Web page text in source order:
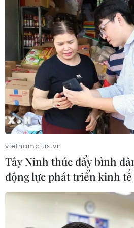
05/08/2026 22:43
Houthi bị nghi đứng
tấn công đánh chìm tàu hàng
trên Biển Đỏ
05/08/2026 15:29
Israel và Liban không đạt tiến
trong ngày đàm phán đầu tiên
05/08/2026 15:01
Xung đột tại Trung Đông: Tàu
Ấn Độ bị đánh chìm trên Biển
05/08/2026 04:40
vietnamplus.vn
Tây Ninh thúc đẩy bình
động lực phát triển kinh tế